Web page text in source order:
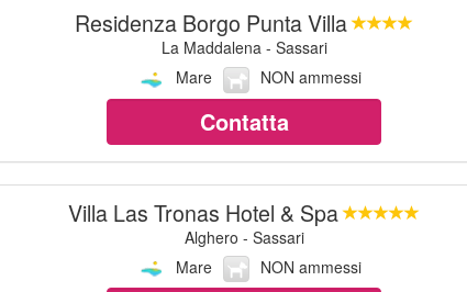
Residenza Borgo Punta Villa
La Maddalena - Sassari
Mare
NON ammessi
Contatta
Villa Las Tronas Hotel & Spa
Alghero - Sassari
Mare
NON ammessi